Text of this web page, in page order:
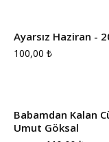
Ayarsız Haziran -
100,00 ₺
Babamdan Kalan
Umut Göksal